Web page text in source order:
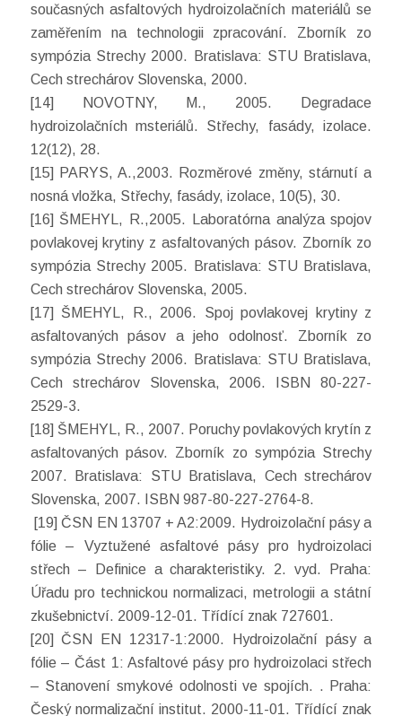
současných asfaltových hydroizolačních materiálů se
zaměřením na technologii zpracování. Zborník zo
sympózia Strechy 2000. Bratislava: STU Bratislava,
Cech strechárov Slovenska, 2000.
[14] NOVOTNY, M., 2005. Degradace
hydroizolačních msteriálů. Střechy, fasády, izolace.
12(12), 28.
[15] PARYS, A.,2003. Rozměrové změny, stárnutí a
nosná vložka, Střechy, fasády, izolace, 10(5), 30.
[16] ŠMEHYL, R.,2005. Laboratórna analýza spojov
povlakovej krytiny z asfaltovaných pásov. Zborník zo
sympózia Strechy 2005. Bratislava: STU Bratislava,
Cech strechárov Slovenska, 2005.
[17] ŠMEHYL, R., 2006. Spoj povlakovej krytiny z
asfaltovaných pásov a jeho odolnosť. Zborník zo
sympózia Strechy 2006. Bratislava: STU Bratislava,
Cech strechárov Slovenska, 2006. ISBN 80-227-
2529-3.
[18] ŠMEHYL, R., 2007. Poruchy povlakových krytín z
asfaltovaných pásov. Zborník zo sympózia Strechy
2007. Bratislava: STU Bratislava, Cech strechárov
Slovenska, 2007. ISBN 987-80-227-2764-8.
[19] ČSN EN 13707 + A2:2009. Hydroizolační pásy a
fólie – Vyztužené asfaltové pásy pro hydroizolaci
střech – Definice a charakteristiky. 2. vyd. Praha:
Úřadu pro technickou normalizaci, metrologii a státní
zkušebnictví. 2009-12-01. Třídící znak 727601.
[20] ČSN EN 12317-1:2000. Hydroizolační pásy a
fólie – Část 1: Asfaltové pásy pro hydroizolaci střech
– Stanovení smykové odolnosti ve spojích. . Praha:
Český normalizační institut. 2000-11-01. Třídící znak